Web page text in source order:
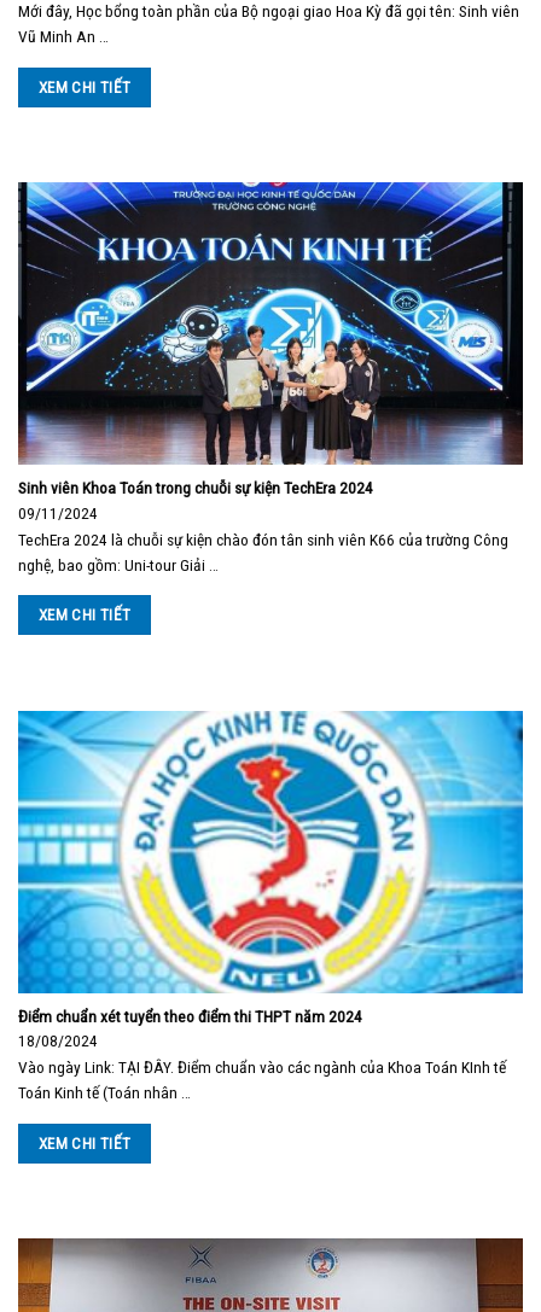
Mới đây, Học bổng toàn phần của Bộ ngoại giao Hoa Kỳ đã gọi tên: Sinh viên
Vũ Minh An …
XEM CHI TIẾT
Sinh viên Khoa Toán trong chuỗi sự kiện TechEra 2024
09/11/2024
TechEra 2024 là chuỗi sự kiện chào đón tân sinh viên K66 của trường Công
nghệ, bao gồm: Uni-tour Giải …
XEM CHI TIẾT
Điểm chuẩn xét tuyển theo điểm thi THPT năm 2024
18/08/2024
Vào ngày Link: TẠI ĐÂY. Điểm chuẩn vào các ngành của Khoa Toán KInh tế
Toán Kinh tế (Toán nhân …
XEM CHI TIẾT